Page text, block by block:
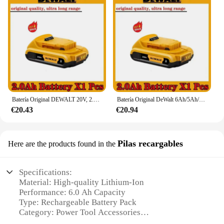
Batería Original DEWALT 20V, 2.0-6.0AH, batería recargable de iones de litio, DCB115, DCB118, batería de herramienta DEWALT + cargador
€20.43
Batería Original DeWalt 6Ah/5Ah/2Ah 20V reemplazable DCD887 DCD805 DCF860 Dcd796 DCG406 DCF880 DCF512 DCD805 batería de herramientas eléctricas
€20.94
Here are the products found in the Pilas recargables
Specifications:
Material: High-quality Lithium-Ion
Performance: 6.0 Ah Capacity
Type: Rechargeable Battery Pack
Category: Power Tool Accessories